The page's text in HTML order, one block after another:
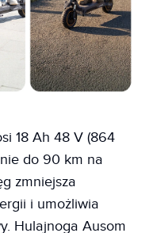
18 Ah 48 V (864
do 90 km na
zmniejsza
i umożliwia
Hulajnoga Ausom